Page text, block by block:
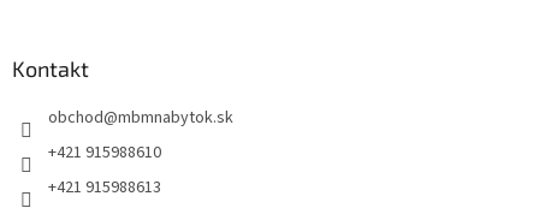
Kontakt
obchod@mbmnabytok.sk
+421 915988610
+421 915988613